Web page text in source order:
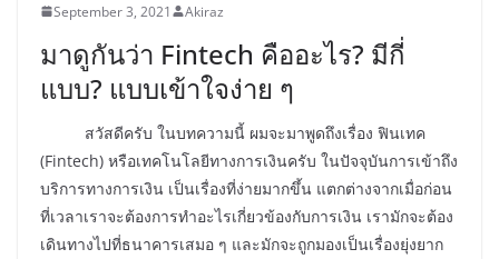
September 3, 2021 Akiraz
มาดูกันว่า Fintech คืออะไร? มีกี่
แบบ? แบบเข้าใจง่าย ๆ
สวัสดีครับ ในบทความนี้ ผมจะมาพูดถึงเรื่อง ฟินเทค
(Fintech) หรือเทคโนโลยีทางการเงินครับ ในปัจจุบันการเข้าถึง
บริการทางการเงิน เป็นเรื่องที่ง่ายมากขึ้น แตกต่างจากเมื่อก่อน
ที่เวลาเราจะต้องการทำอะไรเกี่ยวข้องกับการเงิน เรามักจะต้อง
เดินทางไปที่ธนาคารเสมอ ๆ และมักจะถูกมองเป็นเรื่องยุ่งยาก